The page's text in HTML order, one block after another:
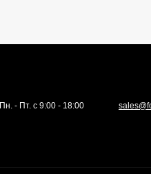
- Пт. с 9:00 - 18:00